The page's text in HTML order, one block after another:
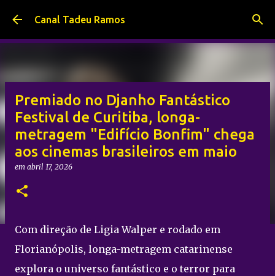
Pular para o conteúdo principal
Canal Tadeu Ramos
Premiado no Djanho Fantástico
Festival de Curitiba, longa-
metragem "Edifício Bonfim" chega
aos cinemas brasileiros em maio
em abril 17, 2026
Com direção de Ligia Walper e rodado em
Florianópolis, longa-metragem catarinense
explora o universo fantástico e o terror para